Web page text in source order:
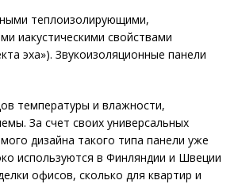
теплоизолирующими,
иакустическими свойствами
эха»). Звукоизоляционные панели
температуры и влажности,
За счет своих универсальных
дизайна такого типа панели уже
используются в Финляндии и Швеции
офисов, сколько для квартир и